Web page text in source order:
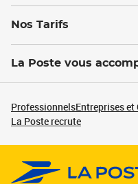
Nos Tarifs
La Poste vous
ProfessionnelsEntreprises
La Poste recrute